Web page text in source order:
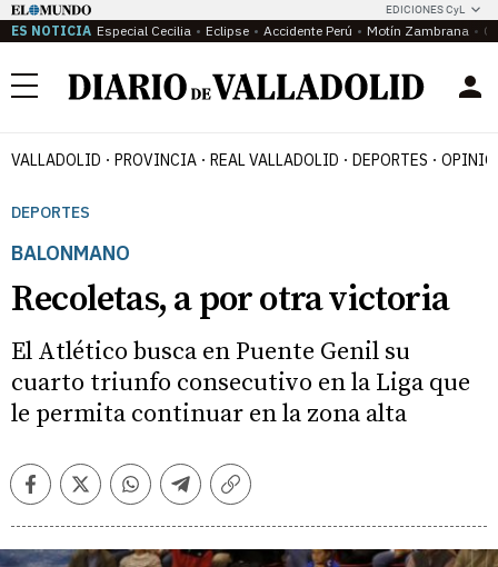
EDICIONES CyL
ES NOTICIA Especial Cecilia Eclipse Accidente Perú Motín Zambrana
Menú
VALLADOLID PROVINCIA REAL VALLADOLID DEPORTES
DEPORTES
BALONMANO
Recoletas, a por otra victoria
El Atlético busca en Puente Genil su
cuarto triunfo consecutivo en la Liga que
le permita continuar en la zona alta
FacebookTwitterWhatsappTelegramCopiar